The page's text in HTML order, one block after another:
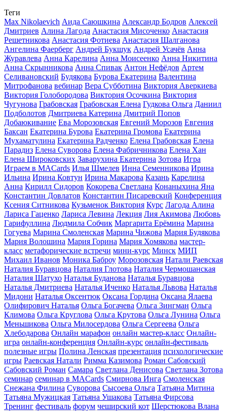
Теги
Max Nikolaevich Аида Саюшкина Александр Бодров Алексей
Дмитриев Алина Лагода Анастасия Мисоченко Анастасия
Решетникова Анастасия Фотиева Анастасия Шалганова
Ангелина Фаерберг Андрей Букшук Андрей Усачёв Анна
Журавлева Анна Карелина Анна Моисеенко Анна Никитина
Анна Скрынникова Анна Спивак Антон Нефёдов Артем
Селивановский Будякова Бурова Екатерина Валентина
Митрофанова вебинар Вера Субботина Виктория Аверкиева
Виктория Голобородова Виктория Осочкина Виктория
Чугунова Грабовская Грабовская Елена Гудкова Ольга Даниил
Подболотов Дмитриева Катерина Дмитрий Попов
Добаюкивание Ева Морозовская Евгений Морозов Евгения
Баксан Екатерина Бурова Екатерина Громова Екатерина
Мухаматулина Екатерина Радченко Елена Грабовская Елена
Парадиз Елена Суворова Елена Фабричникова Елена Хан
Елена Широковских Заварухина Екатерина Зотова Игра
Играем в MACards Илья Шмелев Инна Семенникова Ирина
Ильина Ирина Ковтун Ирина Макарова Казань Карелина
Анна Кирилл Сидоров Кокорева Светлана Конаныхина Яна
Константин Довлатов Константин Писаревский Конференция
Ксения Ситникова Кузьменок Виктория Курс Лагода Алина
Лариса Гаценко Лариса Левина Лекция Лия Акимова Любовь
Гарифуллина Людмила Собчик Маргарита Ерёмина Марина
Гогуева Марина Смоленская Марина Чижова Мария Будякова
Мария Волошина Мария Горина Мария Хомякова мастер-
класс метафорические встречи мини-курс Минск МИП
Михаил Иванов Моника Баброу Морозовская Натали Раевская
Наталия Буравцова Наталия Глотова Наталия Чермошанская
Наталия Шатухо Наталья Буданова Наталья Буравцова
Наталья Дмитриева Наталья Иченко Наталья Львова Наталья
Мидони Наталья Оксентюк Оксана Гордина Оксана Ялаева
Олифирович Наталья Ольга Богачева Ольга Зингман Ольга
Климова Ольга Круглова Ольга Крутова Ольга Лунина Ольга
Меньшикова Ольга Милосердова Ольга Сергеева Ольга
Хлебодарова Онлайн марафон онлайн мастер-класс Онлайн-
игра онлайн-конференция Онлайн-курс онлайн-фестиваль
полезные игры Полина Ленская презентация психологические
игры Раевская Натали Римма Казимова Роман Сабовский
Сабовский Роман Самара Светлана Денисова Светлана Зотова
семинар семинар в MACards Смирнова Инга Смоленская
Снежана Филина Суворова Сысоева Ольга Татьяна Митина
Татьяна Мужицкая Татьяна Ушакова Татьяна Фирсова
Тренинг фестиваль форум чеширский кот Шерстюкова Влана